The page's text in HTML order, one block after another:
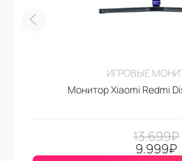
ИГРОВЫЕ
Монитор Xiaomi Redmi
13.699₽
9.999₽